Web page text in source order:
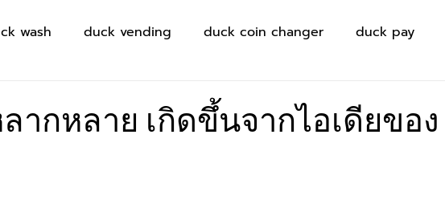
wash duck vending duck coin changer duck pay
ากหลาย เกิดขึ้นจากไอเดียของ